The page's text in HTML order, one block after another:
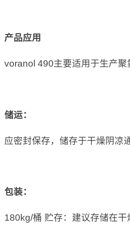
产品应用
voranol 490主要适用于生产聚
储运：
应密封保存，储存于干燥阴凉
包装：
180kg/桶 贮存：建议存储在